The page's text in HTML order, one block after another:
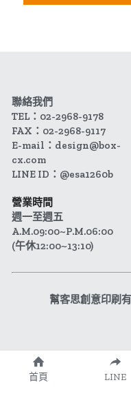
聯絡我們
TEL：02-2968-9178
FAX：02-2968-9117
E-mail：design@box-
cx.com
LINE ID：@esa1260b
營業時間
週一至週五
A.M.09:00~P.M.06:00
(午休12:00~13:10)
幫客思創意印刷
首頁 LINE